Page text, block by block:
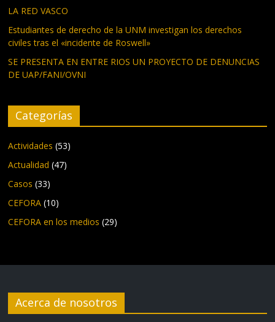
LA RED VASCO
Estudiantes de derecho de la UNM investigan los derechos
civiles tras el «incidente de Roswell»
SE PRESENTA EN ENTRE RIOS UN PROYECTO DE DENUNCIAS
DE UAP/FANI/OVNI
Categorías
Actividades (53)
Actualidad (47)
Casos (33)
CEFORA (10)
CEFORA en los medios (29)
Acerca de nosotros